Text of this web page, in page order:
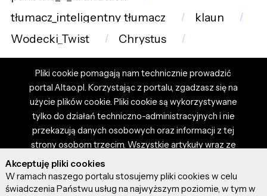
tłumacz_inteligentny_tłumacz
klaun
Wodecki_Twist
Chrystus
Pliki cookie pomagają nam technicznie prowadzić
portal Altao.pl. Korzystając z portalu, zgadzasz się na
użycie plików cookie. Pliki cookie są wykorzystywane
tylko do działań techniczno-administracyjnych i nie
przekazują danych osobowych oraz informacji z tej
strony osobom trzecim. Wszystkie artykuły wraz ze
zdjęciami i materiałami dostępnymi na portalu są
własnością użytkowników. Administrator i właściciel
portalu nie ponosi odpowiedzialności za tresci
Akceptuję pliki cookies
W ramach naszego portalu stosujemy pliki cookies w celu
świadczenia Państwu usług na najwyższym poziomie, w tym w